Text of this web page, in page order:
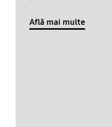
Află mai multe